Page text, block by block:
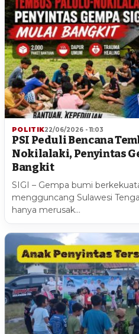
POLITIK22/06/2026 - 11:03
PSI Peduli Bencana
Nokilalaki, Penyintas
Bangkit
SIGI – Gempa bumi
mengguncang Sulawesi
hanya merusak…